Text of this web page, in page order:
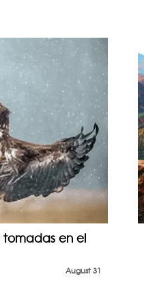
tomadas en el
August 31